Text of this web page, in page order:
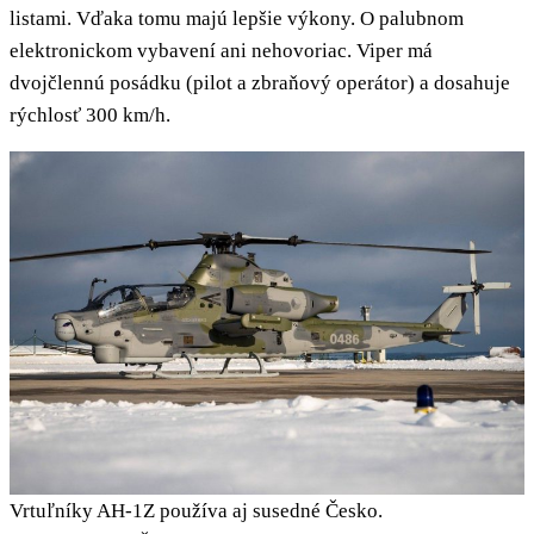
listami. Vďaka tomu majú lepšie výkony. O palubnom
elektronickom vybavení ani nehovoriac. Viper má
dvojčlennú posádku (pilot a zbraňový operátor) a dosahuje
rýchlosť 300 km/h.
Vrtuľníky AH-1Z používa aj susedné Česko.